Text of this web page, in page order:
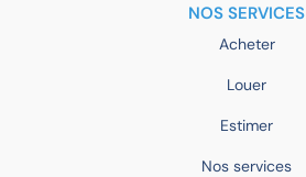
NOS SERVICES
Acheter
Louer
Estimer
Nos services